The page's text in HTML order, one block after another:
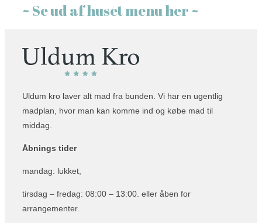
~ Se ud af huset menu her ~
Uldum kro laver alt mad fra bunden. Vi har en ugentlig
madplan, hvor man kan komme ind og købe mad til
middag.
Åbnings tider
mandag: lukket,
tirsdag – fredag: 08:00 – 13:00. eller åben for
arrangementer.